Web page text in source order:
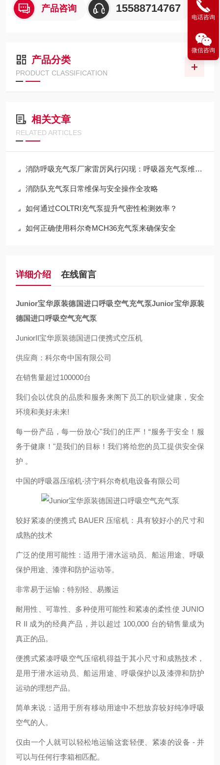
产品咨询 15588714767
产品分类
PRODUCT CLASSIFICATION
相关文章
RELATED ARTICLES
消防呼吸充气泵厂家雷厉风行闪现：呼吸器充气泵维保机构
消防队充气泵日常维保与安全操作全攻略
如何通过COLTRI充气泵提升气密性检测效率？
如何正确使用科尔奇MCH36充气泵来确保安全
详细介绍 在线留言
Junior宝华原装德国进口呼吸空气充气泵Junior宝华原装
德国进口呼吸空气充气泵
JuniorII宝华原装德国进口便携式空压机
供应商：科尔奇中国有限公司
在销售量超过100000台
我们会以优良的品质和服务来阁下员工的职业健康，安全
环境和美好未来!
每一份产品，每一份放心"我们的庄严！“服务于安全！服
务于健康！"是我们的目标！我们将给您的员工提供安全保
护 。
中国的呼吸器压缩机-济宁科尔奇机电设备有限公司
较好紧凑的便携式 BAUER 压缩机：具有较好小的尺寸和
成熟的技术
广泛的使用可能性：适用于潜水运动员、船运用途、呼吸
保护用途、漆弹和防护运动等。
非常易于运输：特别轻、易搬运
耐用性、可靠性、多种使用可能性和紧凑的柔性使 JUNIO
R II 成为的经典产品，并以超过 100,000 台的销售量成为
真正的品。
便携式紧凑呼吸空气压缩机得益于其小尺寸和成熟技术，
是用于潜水运动员、船运用途、呼吸保护以及漆弹和防护
运动的理想产品。
简单来说：适用于所有移动用途中不想放弃较好纯净呼吸
空气的人。
仅由一个人就可以轻松地运输这套轻便、紧凑的设备 - 并
可以与任何行李箱相匹配。
电话咨询
微信咨询